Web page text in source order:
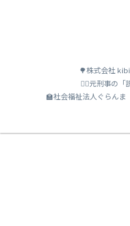
🌳株式会社
🕵️‍♂️元刑事の「
🏫社会福祉法人ぐらんま